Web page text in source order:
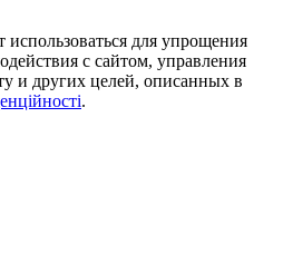
для упрощения
с сайтом, управления
и других целей, описанных в
.